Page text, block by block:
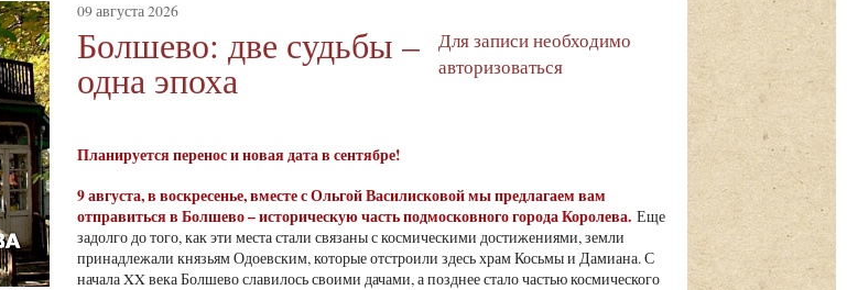
09 августа 2026
Болшево: две судьбы –
одна эпоха
Для записи необходимо
авторизоваться
Планируется перенос и новая дата в сентябре!
9 августа, в воскресенье, вместе с Ольгой Василисковой мы предлагаем вам
отправиться в Болшево – историческую часть подмосковного города Королева. Еще
задолго до того, как эти места стали связаны с космическими достижениями, земли
принадлежали князьям Одоевским, которые отстроили здесь храм Косьмы и Дамиана. С
начала XX века Болшево славилось своими дачами, а позднее стало частью космического